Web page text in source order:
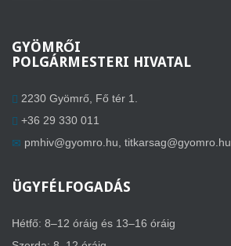
GYÖMRŐI
POLGÁRMESTERI HIVATAL
2230 Gyömrő, Fő tér 1.
+36 29 330 011
pmhiv@gyomro.hu titkarsag@gyomro.hu
ÜGYFÉLFOGADÁS
Hétfő: 8–12 óráig és 13–16 óráig